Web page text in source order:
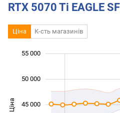
RTX 5070 Ti EAGLE
Ціна К-сть магазинів
Ціна 35 000
45 000
50 000
55 000